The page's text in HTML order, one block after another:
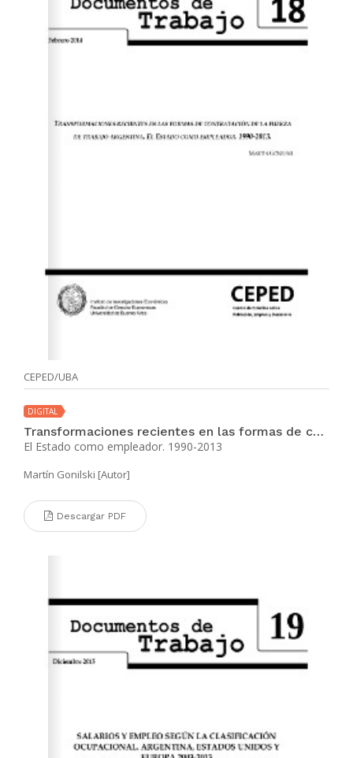
CEPED/UBA
DIGITAL
Transformaciones recientes en las formas de contratación de la fuerza de trabajo argentina
El Estado como empleador. 1990-2013
Martín Gonilski [Autor]
Descargar PDF